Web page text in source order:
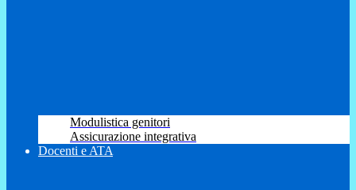
Modulistica genitori
Assicurazione integrativa
Docenti e ATA